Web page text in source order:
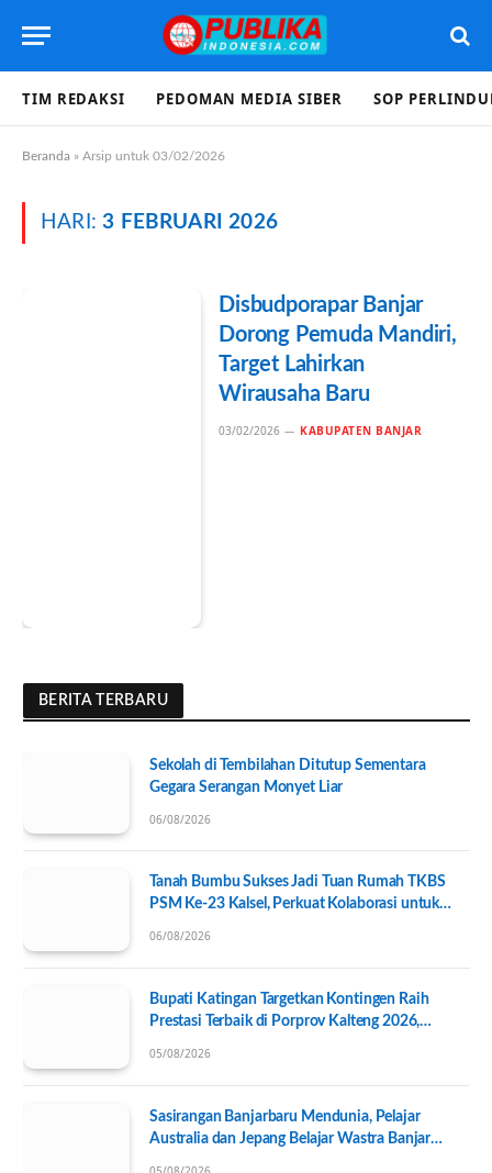
TIM REDAKSI PEDOMAN MEDIA SIBER SOP
Beranda » Arsip untuk 03/02/2026
HARI:3 FEBRUARI 2026
Disbudporapar Banjar
Dorong Pemuda Mandiri,
Target Lahirkan
Wirausaha Baru
03/02/2026 KABUPATEN BANJAR
BERITA TERBARU
Sekolah di Tembilahan Ditutup Sementara
Gegara Serangan Monyet Liar
06/08/2026
Tanah Bumbu Sukses Jadi Tuan Rumah TKBS
PSM Ke-23 Kalsel, Perkuat Kolaborasi untuk
06/08/2026
Bupati Katingan Targetkan Kontingen Raih
Prestasi Terbaik di Porprov Kalteng 2026,
05/08/2026
Sasirangan Banjarbaru Mendunia, Pelajar
Australia dan Jepang Belajar Wastra Banjar